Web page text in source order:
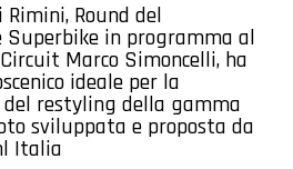
Rimini, Round del
Superbike in programma al
Marco Simoncelli, ha
ideale per la
del restyling della gamma
sviluppata e proposta da
Italia